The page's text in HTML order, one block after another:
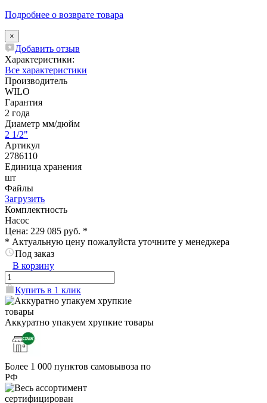
Подробнее о возврате товара
×
Добавить отзыв
Характеристики:
Все характеристики
Производитель
WILO
Гарантия
2 года
Диаметр мм/дюйм
2 1/2"
Артикул
2786110
Единица хранения
шт
Файлы
Загрузить
Комплектность
Насос
Цена: 229 085 руб. *
* Актуальную цену пожалуйста уточните у менеджера
Под заказ
В корзину
Купить в 1 клик
Аккуратно упакуем хрупкие товары
Более 1 000 пунктов самовывоза по
РФ